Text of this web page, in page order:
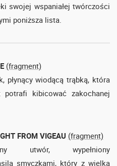
swojej wspaniałej twórczości
poniższa lista.
(fragment)
płynący wiodącą trąbką, która
kibicować zakochanej
FROM VIGEAU (fragment)
utwór, wypełniony
smyczkami, który z wielką